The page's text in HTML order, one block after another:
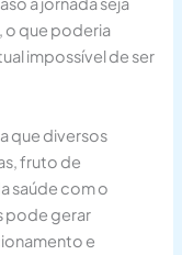
o que poderia
impossível de ser
que diversos
fruto de
saúde com o
pode gerar
e